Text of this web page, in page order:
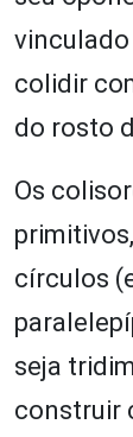
vinculado
colidir
do rosto
Os
círculos
seja
construir